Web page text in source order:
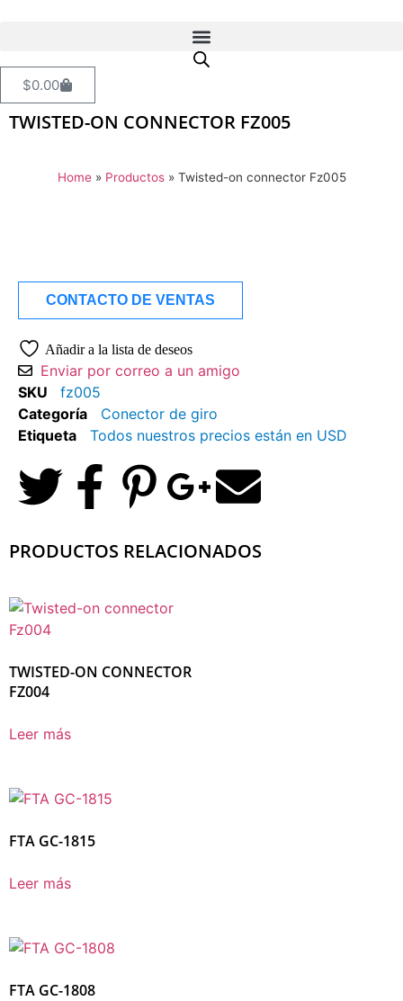
$0.00
TWISTED-ON CONNECTOR FZ005
Home» Productos» Twisted-on connector Fz005
CONTACTO DE VENTAS
Añadir a la lista de deseos
Enviar por correo a un amigo
SKU
fz005
Categoría
Conector de giro
Etiqueta
Todos nuestros precios están en USD
PRODUCTOS RELACIONADOS
TWISTED-ON CONNECTOR
FZ004
Leer más
FTA GC-1815
Leer más
FTA GC-1808